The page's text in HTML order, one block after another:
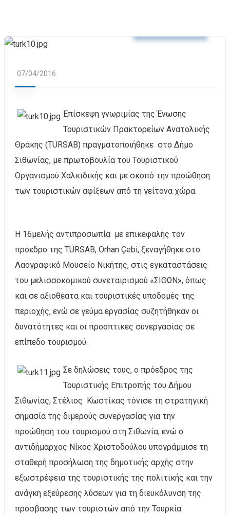
07/04/2016
Επίσκεψη γνωριμίας της Ένωσης
Τουριστικών Πρακτορείων Ανατολικής
Θράκης (TÜRSAB) πραγματοποιήθηκε στο Δήμο
Σιθωνίας, με πρωτοβουλία του Τουριστικού
Οργανισμού Χαλκιδικής και με σκοπό την προώθηση
των τουριστικών αφίξεων από τη γείτονα χώρα.
Η 16μελής αντιπροσωπία με επικεφαλής τον
πρόεδρο της TÜRSAB, Orhan Çebi, ξεναγήθηκε στο
Λαογραφικό Μουσείο Νικήτης, στις εγκαταστάσεις
του μελισσοκομικού συνεταιρισμού «ΣΙΘΩΝ», όπως
και σε αξιοθέατα και τουριστικές υποδομές της
περιοχής, ενώ σε γεύμα εργασίας συζητήθηκαν οι
δυνατότητες και οι προοπτικές συνεργασίας σε
επίπεδο τουρισμού.
Σε δηλώσεις τους, ο πρόεδρος της
Τουριστικής Επιτροπής του Δήμου
Σιθωνίας, Στέλιος Κωστίκας τόνισε τη στρατηγική
σημασία της διμερούς συνεργασίας για την
προώθηση του τουρισμού στη Σιθωνία, ενώ ο
αντιδήμαρχος Νίκος Χριστοδούλου υπογράμμισε τη
σταθερή προσήλωση της δημοτικής αρχής στην
εξωστρέφεια της τουριστικής της πολιτικής και την
ανάγκη εξεύρεσης λύσεων για τη διευκόλυνση της
πρόσβασης των τουριστών από την Τουρκία.